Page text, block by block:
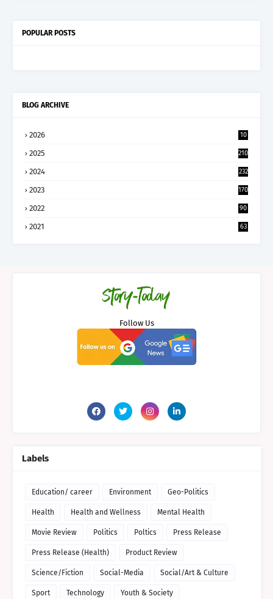
POPULAR POSTS
BLOG ARCHIVE
2026
10
2025 210
2024 232
2023 170
2022 90
2021 63
Follow Us
Labels
Education/ career Environment Geo-Politics
Health Health and Wellness Mental Health
Movie Review Politics Poltics Press Release
Press Release (Health) Product Review
Science/Fiction Social-Media Social/Art & Culture
Sport Technology Youth & Society